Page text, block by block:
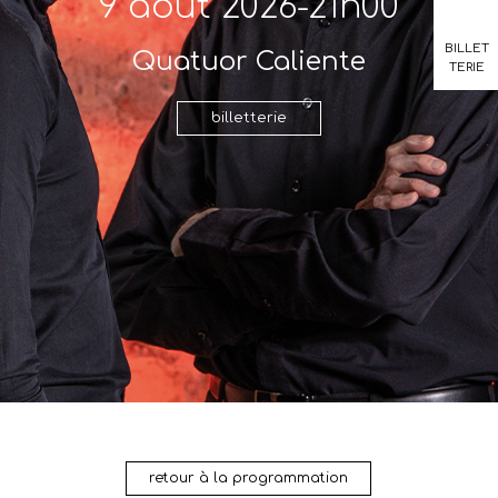
BILLET
TERIE
Quatuor Caliente
billetterie
retour à la programmation